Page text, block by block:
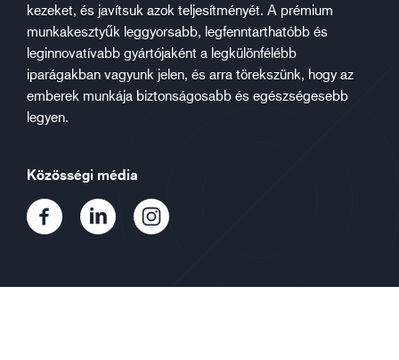
kezeket, és javítsuk azok teljesítményét. A prémium
munkakesztyűk leggyorsabb, legfenntarthatóbb és
leginnovatívabb gyártójaként a legkülönfélébb
iparágakban vagyunk jelen, és arra törekszünk, hogy az
emberek munkája biztonságosabb és egészségesebb
legyen.
Közösségi média